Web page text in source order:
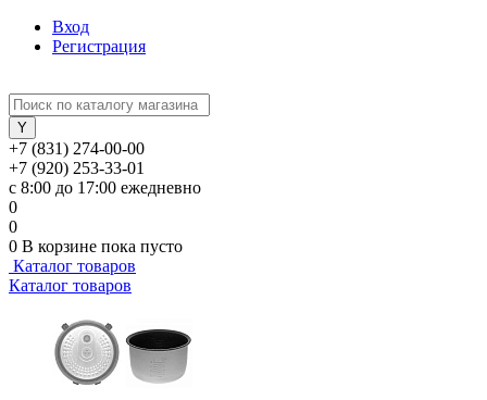
Вход
Регистрация
+7 (831) 274-00-00
+7 (920) 253-33-01
с 8:00 до 17:00 ежедневно
0
0
0 В корзине пока пусто
Каталог товаров
Каталог товаров